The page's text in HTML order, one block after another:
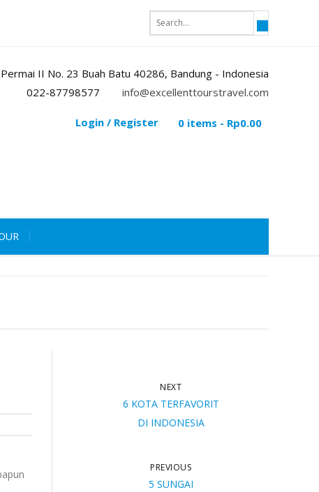
Permai II No. 23 Buah Batu 40286, Bandung - Indonesia
022-87798577
info@excellenttourstravel.com
0 items - Rp0.00
Login / Register
NEXT
6 KOTA TERFAVORIT
DI INDONESIA
PREVIOUS
5 SUNGAI